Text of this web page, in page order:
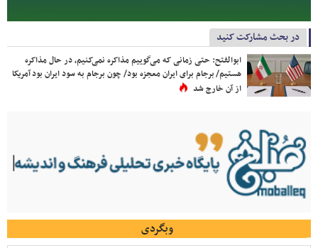
در بحث مشارکت کنید
ابوالفتح: حتی زمانی که می‌گوییم مذاکره نمی‌کنیم، در حال مذاکره
هستیم/ برجام برای ایران معجزه بود/ چون برجام به سود ایران بود آمریکا
از آن خارج شد
وبگردی